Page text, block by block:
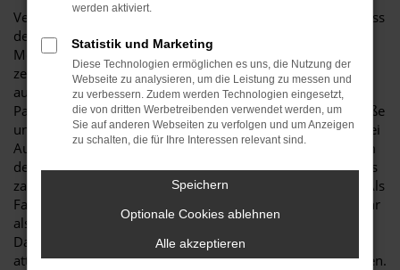
Vergleichstest und Erfahrungsberichte zeigen eindeutig, dass
der VW Taigo ein erstklassiges Fahrzeug ist. Für Ihre
Mobilität in Passau ist das Modell perfekt geeignet und
zeichnet sich sowohl durch seine Verarbeitungsqualität als
auch die vielen Extras aus. Nicht nur im Stadtverkehr in
Passau ist der VW Taigo die beste Wahl: auch auf Landstraße
und Autobahn erweist sich das Modell als überzeugend. Bei
Auto Niedermayer verstehen wir uns als Experten rund um
den VW Taigo und haben – im übertragenen Sinne – bereits
zahlreiche Modelle auf die Straßen von Passau geschickt. Als
Familienbetrieb verfügen wir über eine Erfahrung von mehr
als 40 Jahren und beraten Sie gerne fair und kompetent.
Darüber hinaus dürfen Sie sich auf durch und durch
attraktive Preise bis zu 40 Prozent unterhalb der UVP freuen.
werden aktiviert.
Statistik und Marketing
Diese Technologien ermöglichen es uns, die Nutzung der
Webseite zu analysieren, um die Leistung zu messen und
zu verbessern. Zudem werden Technologien eingesetzt,
die von dritten Werbetreibenden verwendet werden, um
Sie auf anderen Webseiten zu verfolgen und um Anzeigen
zu schalten, die für Ihre Interessen relevant sind.
Speichern
Optionale Cookies ablehnen
Alle akzeptieren